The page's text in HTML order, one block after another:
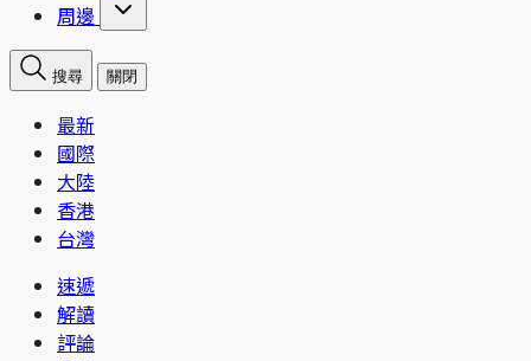
周邊
搜尋 關閉
最新
國際
大陸
香港
台灣
速遞
解讀
評論